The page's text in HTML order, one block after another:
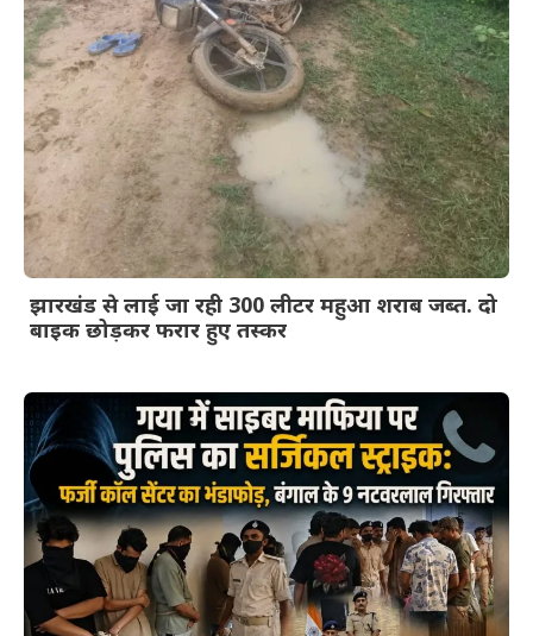
झारखंड से लाई जा रही 300 लीटर महुआ शराब जब्त. दो
बाइक छोड़कर फरार हुए तस्कर